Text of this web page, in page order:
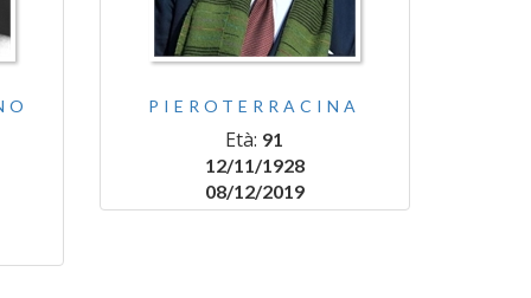
PIEROTERRACINA
Età: 91
12/11/1928
08/12/2019